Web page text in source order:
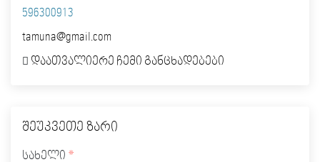
596300913
tamuna@gmail.com
დაათვალიერე ჩემი განცხადებები
შეუკვეთე ზარი
სახელი